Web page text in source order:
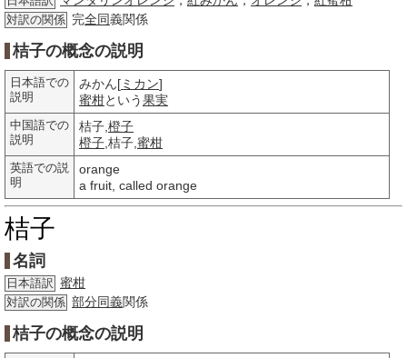
対訳の関係 完全同義関係
桔子の概念の説明
日本語での
説明
みかん[ミカン]
蜜柑という果実
中国語での
説明
桔子, 橙子
橙子 ,桔子, 蜜柑
英語での説
明
orange
a fruit, called orange
桔子
名詞
日本語訳 蜜柑
対訳の関係 部分同義関係
桔子の概念の説明